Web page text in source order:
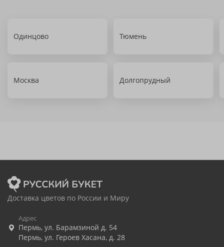
Одинцово Тюмень
Москва Долгопрудный
Доставка цветов по России и Миру
Адрес
Пермь, ул. Барамзиной д. 54
Пермь, ул. Героев Хасана, д. 28